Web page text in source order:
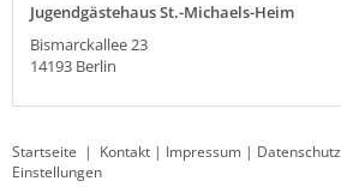
Jugendgästehaus St.-Michaels-Heim
Bismarckallee 23
14193 Berlin
Startseite | Kontakt | Impressum | Datenschutz
Einstellungen